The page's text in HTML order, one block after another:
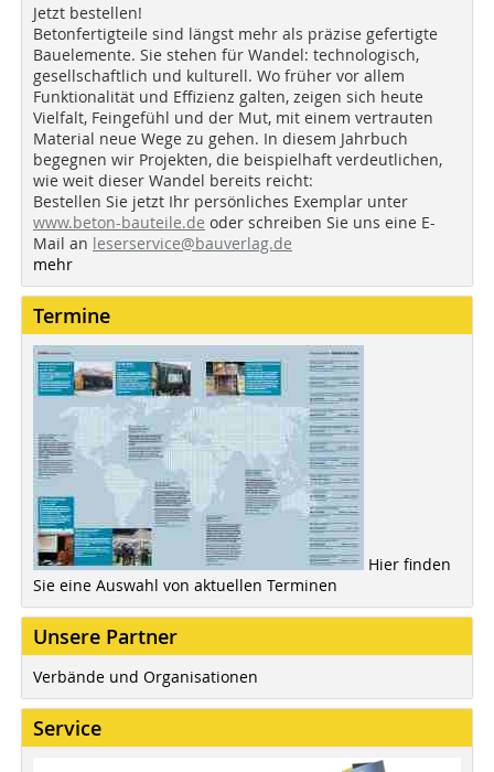
Jetzt bestellen!
Betonfertigteile sind längst mehr als präzise gefertigte
Bauelemente. Sie stehen für Wandel: technologisch,
gesellschaftlich und kulturell. Wo früher vor allem
Funktionalität und Effizienz galten, zeigen sich heute
Vielfalt, Feingefühl und der Mut, mit einem vertrauten
Material neue Wege zu gehen. In diesem Jahrbuch
begegnen wir Projekten, die beispielhaft verdeutlichen,
wie weit dieser Wandel bereits reicht:
Bestellen Sie jetzt Ihr persönliches Exemplar unter
www.beton-bauteile.de oder schreiben Sie uns eine E-
Mail an leserservice@bauverlag.de
mehr
Termine
Hier finden
Sie eine Auswahl von aktuellen Terminen
Unsere Partner
Verbände und Organisationen
Service